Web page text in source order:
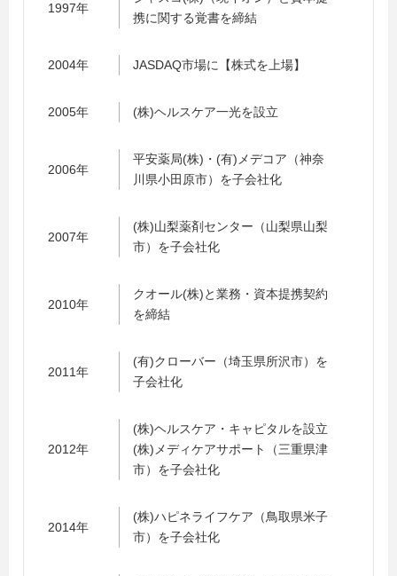
1997年
携に関する覚書を締結
2004年 JASDAQ市場に【株式を上場】
2005年 (株)ヘルスケア一光を設立
2006年
平安薬局(株)・(有)メデコア（神奈
川県小田原市）を子会社化
2007年
(株)山梨薬剤センター（山梨県山梨
市）を子会社化
2010年
クオール(株)と業務・資本提携契約
を締結
2011年
(有)クローバー（埼玉県所沢市）を
子会社化
2012年
(株)ヘルスケア・キャピタルを設立
(株)メディケアサポート（三重県津
市）を子会社化
2014年
(株)ハピネライフケア（鳥取県米子
市）を子会社化